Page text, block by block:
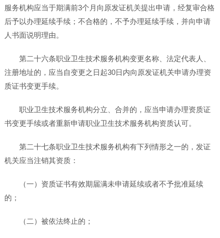
服务机构应当于期满前3个月向原发证机关提出申请，经复审合格
后予以办理延续手续；不合格的，不予办理延续手续，并向申请
人书面说明理由。
第二十六条职业卫生技术服务机构变更名称、法定代表人、
注册地址的，应当自变更之日起30日内向原发证机关申请办理资
质证书变更手续。
职业卫生技术服务机构分立、合并的，应当申请办理资质证
书变更手续或者重新申请职业卫生技术服务机构资质认可。
第二十七条职业卫生技术服务机构有下列情形之一的，发证
机关应当注销其资质：
（一）资质证书有效期届满未申请延续或者不予批准延续
的；
（二）被依法终止的；